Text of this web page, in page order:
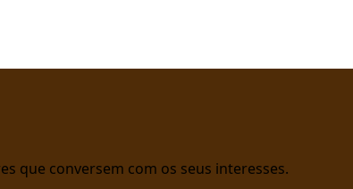
que conversem com os seus interesses.